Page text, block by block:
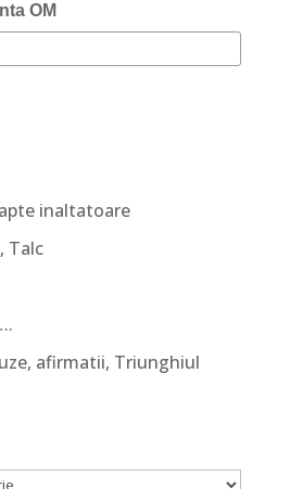
OM
inaltatoare
Talc
afirmatii, Triunghiul